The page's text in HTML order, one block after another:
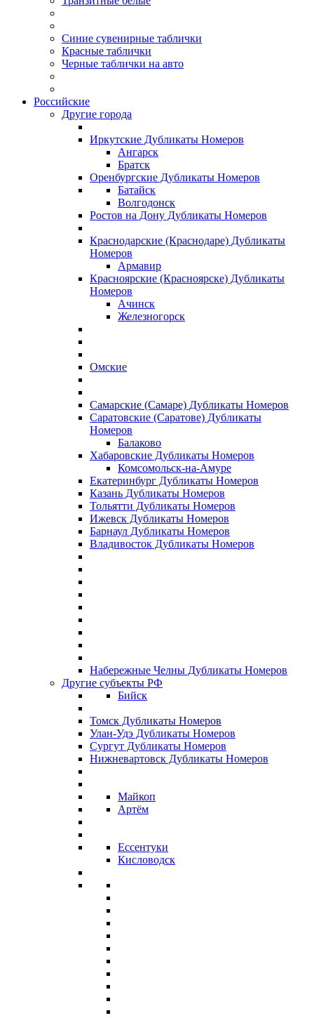
Синие сувенирные таблички
Красные таблички
Черные таблички на авто
Российские
Другие города
Иркутские Дубликаты Номеров
Ангарск
Братск
Оренбургские Дубликаты Номеров
Батайск
Волгодонск
Ростов на Дону Дубликаты Номеров
Краснодарские (Краснодаре) Дубликаты
Номеров
Армавир
Красноярские (Красноярске) Дубликаты
Номеров
Ачинск
Железногорск
Омские
Самарские (Самаре) Дубликаты Номеров
Саратовские (Саратове) Дубликаты
Номеров
Балаково
Хабаровские Дубликаты Номеров
Комсомольск-на-Амуре
Екатеринбург Дубликаты Номеров
Казань Дубликаты Номеров
Тольятти Дубликаты Номеров
Ижевск Дубликаты Номеров
Барнаул Дубликаты Номеров
Владивосток Дубликаты Номеров
Набережные Челны Дубликаты Номеров
Другие субъекты РФ
Бийск
Томск Дубликаты Номеров
Улан-Удэ Дубликаты Номеров
Сургут Дубликаты Номеров
Нижневартовск Дубликаты Номеров
Майкоп
Артём
Ессентуки
Кисловодск